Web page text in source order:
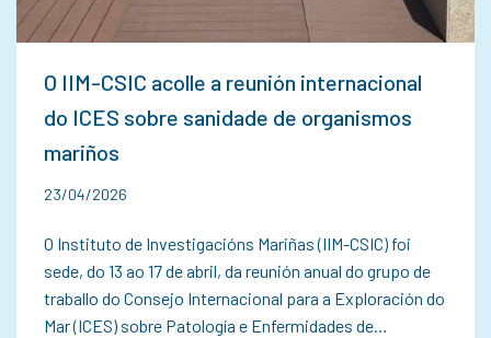
O IIM-CSIC acolle a reunión internacional
do ICES sobre sanidade de organismos
mariños
23/04/2026
O Instituto de Investigacións Mariñas (IIM-CSIC) foi
sede, do 13 ao 17 de abril, da reunión anual do grupo de
traballo do Consejo Internacional para a Exploración do
Mar (ICES) sobre Patología e Enfermidades de…